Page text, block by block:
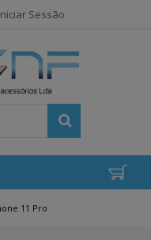
Sessão
11 Pro